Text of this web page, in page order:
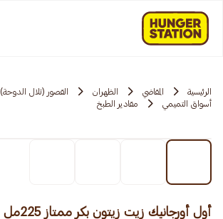
الرئيسية المقاضي الظهران
القصور (تلال الدوحة)
أسواق التميمي
مقادير الطبخ
أول أورجانيك زيت زيتون بكر ممتاز 225مل